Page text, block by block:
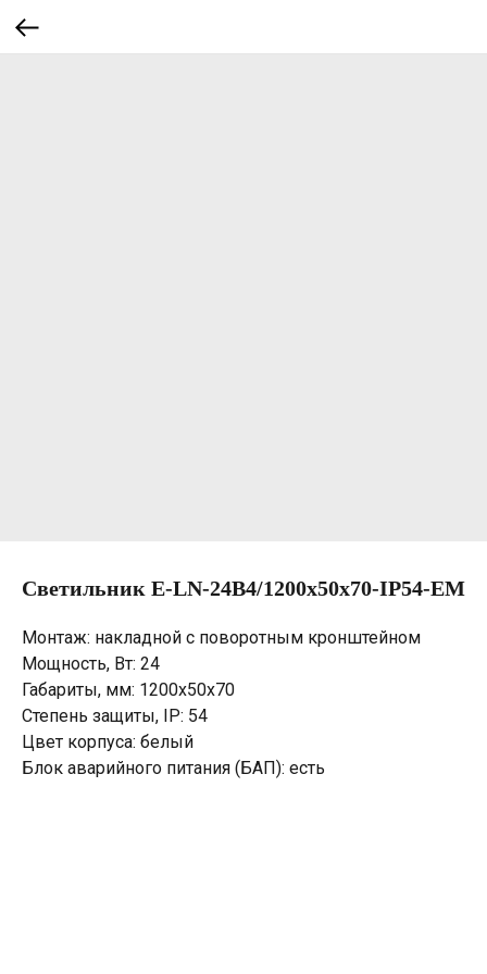
Светильник E-LN-24B4/1200х50х70-IP54-EM
Монтаж: накладной с поворотным кронштейном
Мощность, Вт: 24
Габариты, мм: 1200х50х70
Степень защиты, IP: 54
Цвет корпуса: белый
Блок аварийного питания (БАП): есть